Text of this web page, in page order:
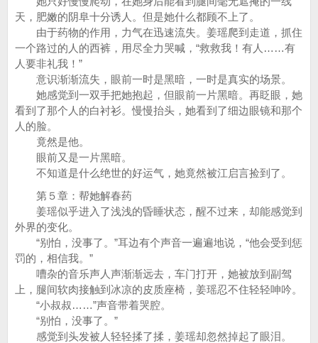
天，肥嫩的阴阜十分诱人。但是她什么都顾不上了。
由于药物的作用，力气在迅速流失。姜瑶爬到走道，抓住
一个路过的人的西裤，用尽全力哭喊，“救救我！有人……有
人要非礼我！”
意识渐渐流失，眼前一时是黑暗，一时是真实的场景。
她感觉到一双手把她抱起，但眼前一片黑暗。再眨眼，她
看到了那个人的白衬衫。慢慢抬头，她看到了细边眼镜和那个
人的脸。
竟然是他。
眼前又是一片黑暗。
不知道是什么绝世的好运气，她竟然被江启言捡到了。
第５章：帮她解春药
姜瑶似乎进入了浅浅的昏睡状态，醒不过来，却能感觉到
外界的变化。
“别怕，没事了。”耳边有个声音一遍遍地说，“他会受到惩
罚的，相信我。”
嘈杂的音乐声人声渐渐远去，车门打开，她被放到副驾
上，腿间软肉接触到冰凉的皮质座椅，姜瑶忍不住轻轻呻吟。
“小叔叔……”声音带着哭腔。
“别怕，没事了。”
感觉到头发被人轻轻揉了揉，姜瑶却忽然掉起了眼泪。